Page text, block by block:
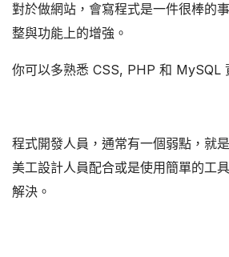
對於做網站，會寫程式是一件很棒的
整與功能上的增強。
你可以多熟悉 CSS, PHP 和 MySQL
程式開發人員，通常有一個弱點，就
美工設計人員配合或是使用簡單的工
解決。